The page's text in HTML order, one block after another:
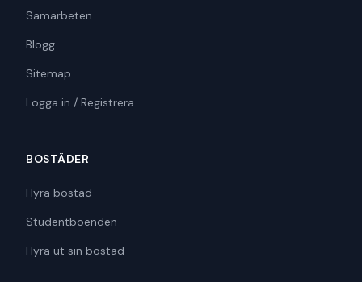
Samarbeten
Blogg
Sitemap
Logga in / Registrera
BOSTÄDER
Hyra bostad
Studentboenden
Hyra ut sin bostad